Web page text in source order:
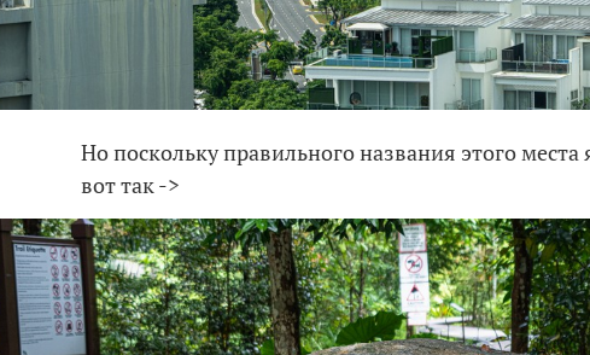
Но поскольку правильного названия этого места
вот так ->